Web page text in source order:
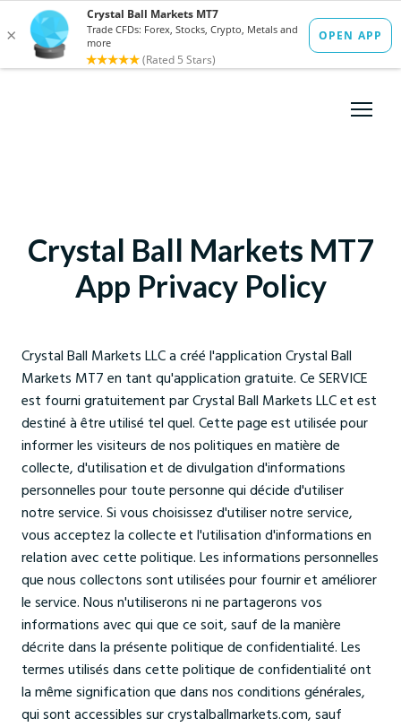
Crystal Ball Markets MT7
App Privacy Policy
Crystal Ball Markets LLC a créé l'application Crystal Ball
Markets MT7 en tant qu'application gratuite. Ce SERVICE
est fourni gratuitement par Crystal Ball Markets LLC et est
destiné à être utilisé tel quel. Cette page est utilisée pour
informer les visiteurs de nos politiques en matière de
collecte, d'utilisation et de divulgation d'informations
personnelles pour toute personne qui décide d'utiliser
notre service. Si vous choisissez d'utiliser notre service,
vous acceptez la collecte et l'utilisation d'informations en
relation avec cette politique. Les informations personnelles
que nous collectons sont utilisées pour fournir et améliorer
le service. Nous n'utiliserons ni ne partagerons vos
informations avec qui que ce soit, sauf de la manière
décrite dans la présente politique de confidentialité. Les
termes utilisés dans cette politique de confidentialité ont
la même signification que dans nos conditions générales,
qui sont accessibles sur crystalballmarkets.com, sauf